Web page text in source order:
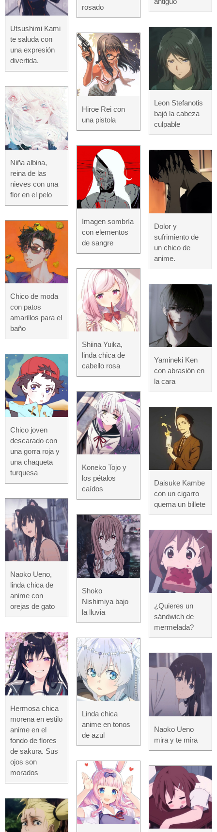
Utsushimi Kami
te saluda con
una expresión
divertida.
Niña albina,
reina de las
nieves con una
flor en el pelo
Chico de moda
con patos
amarillos para el
baño
Chico joven
descarado con
una gorra roja y
una chaqueta
turquesa
Naoko Ueno,
linda chica de
anime con
orejas de gato
Hermosa chica
morena en estilo
anime en el
fondo de flores
de sakura. Sus
ojos son
morados
rosado
Hiroe Rei con
una pistola
Imagen sombría
con elementos
de sangre
Shiina Yuika,
linda chica de
cabello rosa
Koneko Tojo y
los pétalos
caídos
Shoko
Nishimiya bajo
la lluvia
Linda chica
anime en tonos
de azul
Leon Stefanotis
bajó la cabeza
culpable
Dolor y
sufrimiento de
un chico de
anime.
Yamineki Ken
con abrasión en
la cara
Daisuke Kambe
con un cigarro
quema un billete
¿Quieres un
sándwich de
mermelada?
Naoko Ueno
mira y te mira